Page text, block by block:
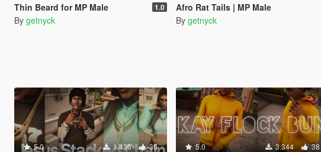
Thin Beard for MP Male 1.0
By getnyck
Afro Rat Tails | MP Male
By getnyck
5.0 1.436 36 5.0 3.344 38